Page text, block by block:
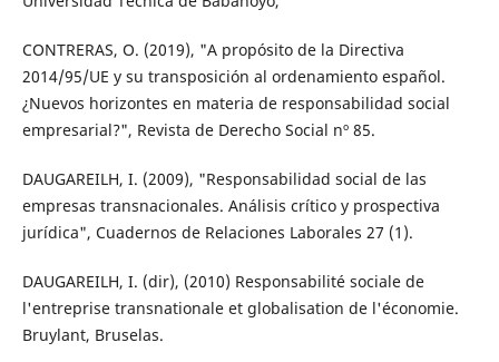
CONTRERAS, O. (2019), "A propósito de la Directiva
2014/95/UE y su transposición al ordenamiento español.
¿Nuevos horizontes en materia de responsabilidad social
empresarial?", Revista de Derecho Social nº 85.
DAUGAREILH, I. (2009), "Responsabilidad social de las
empresas transnacionales. Análisis crítico y prospectiva
jurídica", Cuadernos de Relaciones Laborales 27 (1).
DAUGAREILH, I. (dir), (2010) Responsabilité sociale de
l'entreprise transnationale et globalisation de l'économie.
Bruylant, Bruselas.